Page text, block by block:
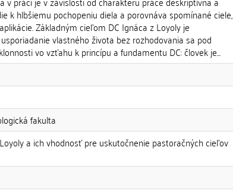
k hlbšiemu pochopeniu diela a porovnáva spomínané ciele,
Základným cieľom DC Ignáca z Loyoly je
vlastného života bez rozhodovania sa pod
vo vzťahu k princípu a fundamentu DC: človek je...
fakulta
a ich vhodnosť pre uskutočnenie pastoračných cieľov